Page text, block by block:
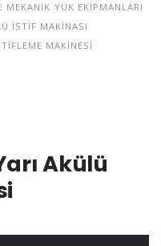
MEKANIK YÜK EKIPMANLARI
İSTIF MAKINASI
MAKINESI
Akülü